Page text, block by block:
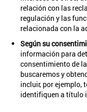
relación con las
regulación y las
relacionada con la
Según su
información para
consentimiento de
buscaremos y
incluir, por ejemplo,
identifiquen a título